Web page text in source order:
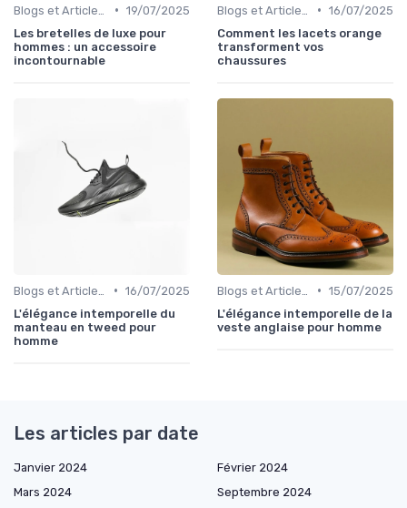
• 19/07/2025
Les bretelles de luxe pour
hommes : un accessoire
incontournable
• 16/07/2025
Comment les lacets orange
transforment vos
chaussures
• 16/07/2025
L'élégance intemporelle du
manteau en tweed pour
homme
• 15/07/2025
L'élégance intemporelle de la
veste anglaise pour homme
Les articles par date
Janvier 2024
Février 2024
Mars 2024
Septembre 2024